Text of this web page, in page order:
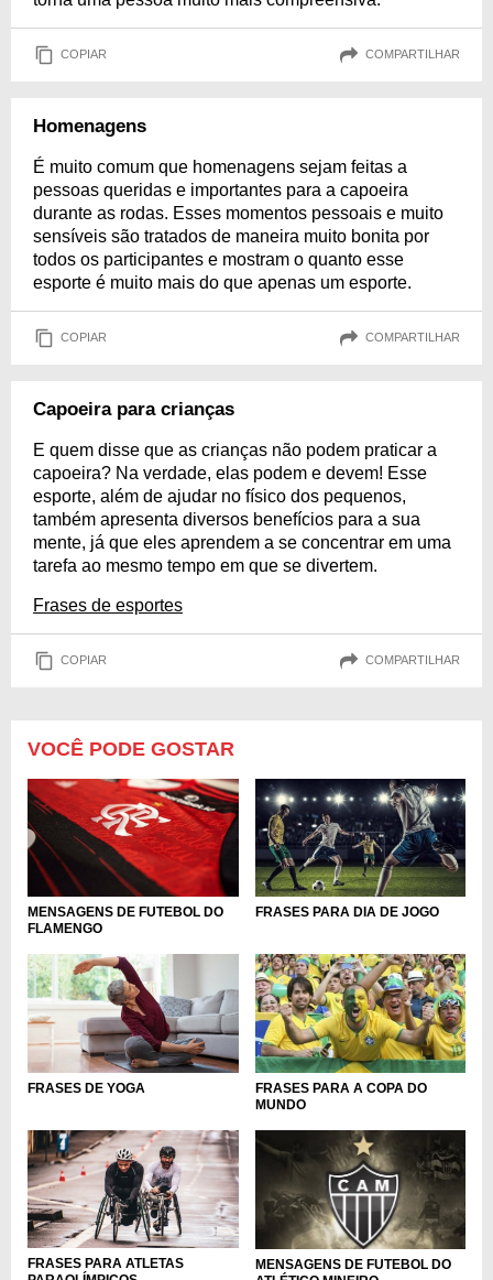
COPIAR COMPARTILHAR
Homenagens
É muito comum que homenagens sejam feitas a
pessoas queridas e importantes para a capoeira
durante as rodas. Esses momentos pessoais e muito
sensíveis são tratados de maneira muito bonita por
todos os participantes e mostram o quanto esse
esporte é muito mais do que apenas um esporte.
COPIAR COMPARTILHAR
Capoeira para crianças
E quem disse que as crianças não podem praticar a
capoeira? Na verdade, elas podem e devem! Esse
esporte, além de ajudar no físico dos pequenos,
também apresenta diversos benefícios para a sua
mente, já que eles aprendem a se concentrar em uma
tarefa ao mesmo tempo em que se divertem.
Frases de esportes
COPIAR COMPARTILHAR
VOCÊ PODE GOSTAR
MENSAGENS DE FUTEBOL DO
FLAMENGO
FRASES PARA DIA DE JOGO
FRASES DE YOGA
FRASES PARA A COPA DO
MUNDO
FRASES PARA ATLETAS
MENSAGENS DE FUTEBOL DO